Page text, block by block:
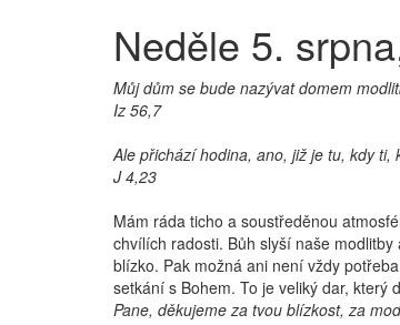
Neděle 5.
Můj dům se bude nazývat domem
Iz 56,7
Ale přichází hodina, ano, již je tu, kdy
J 4,23
Mám ráda ticho a soustředěnou
chvílích radosti. Bůh slyší naše
blízko. Pak možná ani není vždy
setkání s Bohem. To je veliký dar, který
Pane, děkujeme za tvou blízkost, za